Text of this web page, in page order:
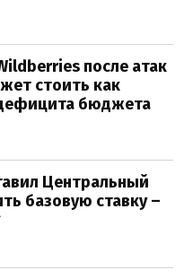
после атак
стоить как
бюджета
Центральный
базовую ставку –